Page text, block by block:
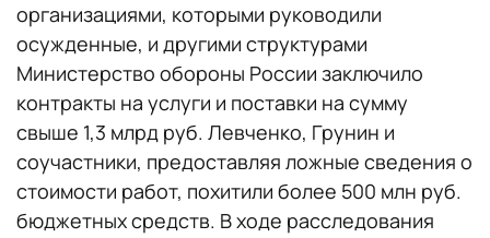
организациями, которыми руководили
осужденные, и другими структурами
Министерство обороны России заключило
контракты на услуги и поставки на сумму
свыше 1,3 млрд руб. Левченко, Грунин и
соучастники, предоставляя ложные сведения о
стоимости работ, похитили более 500 млн руб.
бюджетных средств. В ходе расследования